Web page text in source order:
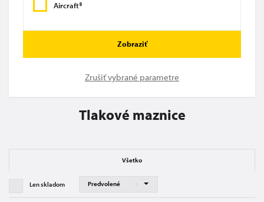
Aircraft®
Zobraziť
Zrušiť vybrané parametre
Tlakové maznice
Všetko
Len skladom